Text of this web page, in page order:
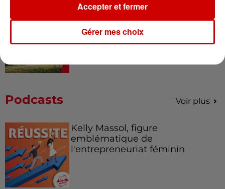
Destination Vacances - Gagnez
de la...
Podcasts Voir plus
Kelly Massol, figure
emblématique de
l'entrepreneuriat féminin
Gérer mes choix
Accepter et fermer